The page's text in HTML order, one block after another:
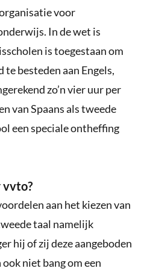
voor
In de wet is
is toegestaan om
besteden aan Engels,
zo’n vier uur per
van Spaans als tweede
een speciale ontheffing
vvto?
aan het kiezen van
taal namelijk
hij of zij deze aangeboden
niet bang om een